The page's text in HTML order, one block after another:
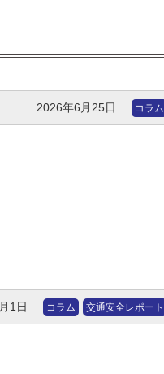
2026年6月25日 コラム
1日 コラム 交通安全レポート